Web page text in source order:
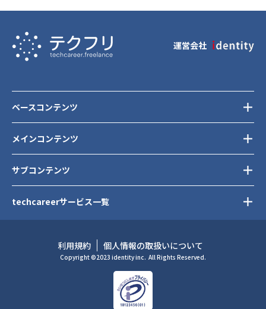
運営会社
メインコンテンツ
サブコンテンツ
ベースコンテンツ
techcareerサービス一覧
利用規約 個人情報の取扱いについて
Copyright ©2023 identity inc. All Rights Reserved.